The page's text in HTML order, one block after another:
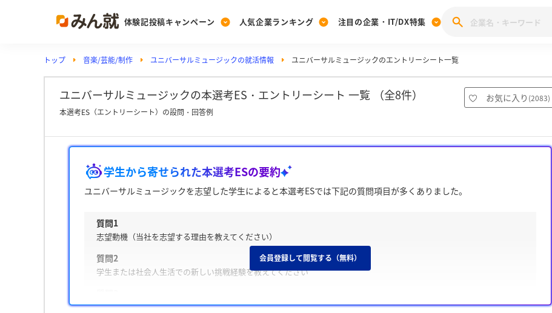
体験記投稿キャンペーン
Post
投稿する
[27卒] 本選考体験記投稿キャンペーン
人気企業ランキング
Ranking
ランキングを見る
みんなのDX企業就職ブランド調査
Vote みんなのIT業界新卒就職人気企業ランキング みんなの
注目の企業・IT/DX特集
PickUp
注目の企業特集
28卒
動画で知ろう！業界・企業研究
トップ 音楽/芸能/制作 ユニバーサルミュージックの就活情報 ユニバーサルミュージックのエントリーシート一覧
ユニバーサルミュージックの本選考ES・エントリーシート 一覧 （全8件） お気に入り (2083)
本選考ES（エントリーシート）の設問・回答例
学生から寄せられた本選考ESの要約
ユニバーサルミュージックを志望した学生によると本選考ESでは下記の質問項目が多くありました。
質問1
志望動機（当社を志望する理由を教えてください）
質問2
学生または社会人生活での新しい挑戦経験を教えてください
意見が対立した際の対応方法と解決経験を教えてください
会員登録して閲覧する（無料）